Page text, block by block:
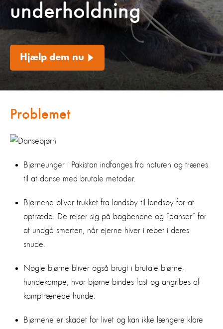
underholdning
Hjælp dem nu
Problemet
Bjørneunger i Pakistan indfanges fra naturen og trænes
til at danse med brutale metoder.
Bjørnene bliver trukket fra landsby til landsby for at
optræde. De rejser sig på bagbenene og ”danser” for
at undgå smerten, når ejerne hiver i rebet i deres
snude.
Nogle bjørne bliver også brugt i brutale bjørne-
hundekampe, hvor bjørne bindes fast og angribes af
kamptrænede hunde.
Bjørnene er skadet for livet og kan ikke længere klare